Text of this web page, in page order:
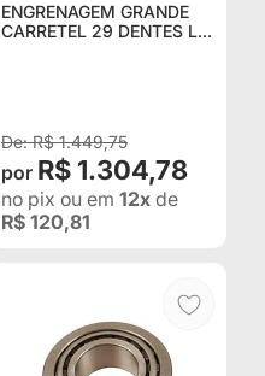
ENGRENAGEM GRANDE
CARRETEL 29 DENTES L-
R$ 1.449,75
R$ 1.304,78
no pix ou em 12x de
R$ 120,81